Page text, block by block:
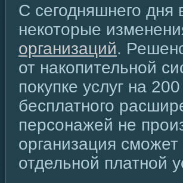
С сегодняшнего дня
некоторые
организаций.
от накопительной
покупке услуг на
бесплатного
персонажей не
организация
отдельной платной